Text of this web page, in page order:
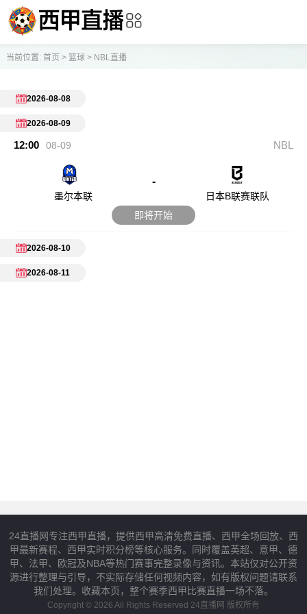
当前位置: 首页 > 篮球> NBL直播
2026-08-08
2026-08-09
12:00 08-09 NBL
墨尔本联
-
日本B联赛联队
即将开始
2026-08-10
2026-08-11
24直播网专注西甲直播，提供西甲高清免费直播、西甲全场回放、西
甲最新赛程、西甲实时积分榜等核心服务。同时覆盖英超、意甲、德
甲、法甲、欧冠及NBA等热门赛事完整录像与资讯。本站仅对公开资
源进行整理与引导，不实际存储任何视频内容，如有版权问题请联系
我们处理。收藏本页，整个赛季西甲比赛直播一场不落。
Copyright © 2026 All Rights Reserved 24直播网 版权所有